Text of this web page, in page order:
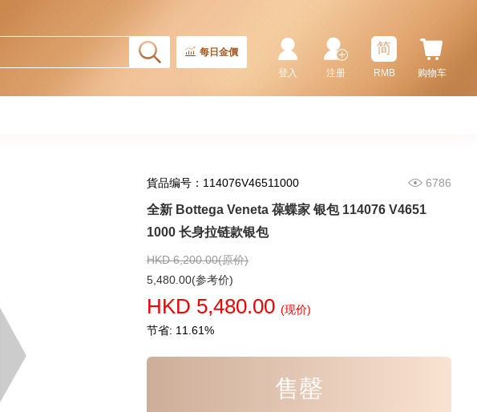
每日金價
购物车
简
RMB
注册
登入
貨品编号：114076V46511000 6786
全新 Bottega Veneta 葆蝶家 银包 114076 V4651
1000 长身拉链款银包
HKD 6,200.00(原价)
5,480.00(参考价)
HKD 5,480.00 (现价)
节省: 11.61%
售罄
1,980.00
全新 Bottega Veneta 葆蝶家 银包
短身啪钮款银包
3,480.00